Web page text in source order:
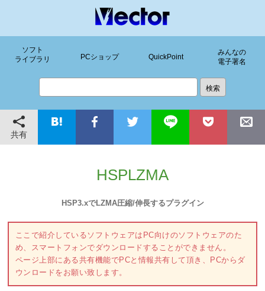
ソフト
ライブラリ
PCショップ QuickPoint
みんなの
電子署名
共有
HSPLZMA
HSP3.xでLZMA圧縮/伸長するプラグイン
ここで紹介しているソフトウェアはPC向けのソフトウェアのた
め、スマートフォンでダウンロードすることができません。
ページ上部にある共有機能でPCと情報共有して頂き、PCからダ
ウンロードをお願い致します。